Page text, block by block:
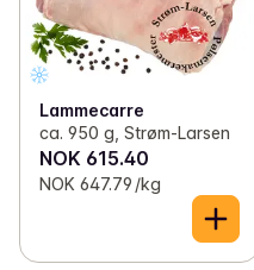
Lammecarre
ca. 950 g, Strøm-Larsen
NOK 615.40
NOK 647.79 /kg